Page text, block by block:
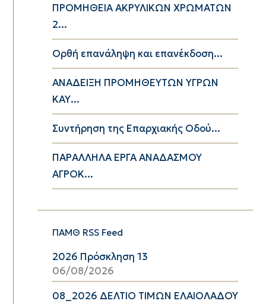
ΠΡΟΜΗΘΕΙΑ ΑΚΡΥΛΙΚΩΝ ΧΡΩΜΑΤΩΝ
2...
Ορθή επανάληψη και επανέκδοση...
ΑΝΑΔΕΙΞΗ ΠΡΟΜΗΘΕΥΤΩΝ ΥΓΡΩΝ
ΚΑΥ...
Συντήρηση της Επαρχιακής Οδού...
ΠΑΡΑΛΛΗΛΑ ΕΡΓΑ ΑΝΑΔΑΣΜΟΥ
ΑΓΡΟΚ...
ΠΑΜΘ RSS Feed
2026 Πρόσκληση 13
06/08/2026
08_2026 ΔΕΛΤΙΟ ΤΙΜΩΝ ΕΛΑΙΟΛΑΔΟΥ